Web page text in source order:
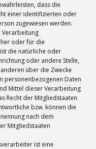
dass die
einer identifizierten oder
zugewiesen werden.
oder für die
die natürliche oder
oder andere Stelle,
über die Zwecke
personenbezogenen Daten
Mittel dieser Verarbeitung
Recht der Mitgliedstaaten
bzw. können die
nach dem
Mitgliedstaaten
ist eine